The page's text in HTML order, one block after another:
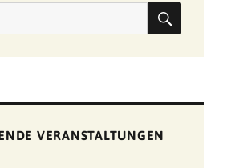
VERANSTALTUNGEN